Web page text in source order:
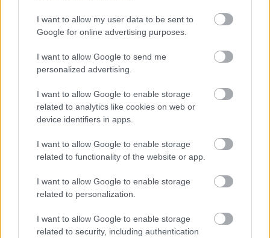
I want to allow my user data to be sent to
Google for online advertising purposes.
I want to allow Google to send me
personalized advertising.
I want to allow Google to enable storage
related to analytics like cookies on web or
device identifiers in apps.
I want to allow Google to enable storage
related to functionality of the website or app.
I want to allow Google to enable storage
related to personalization.
I want to allow Google to enable storage
related to security, including authentication
„A terméktervezés és gyártás vállalatok és profik,
elsősorban mérnökök és művészek hatásköre.
kevesek valósítják meg azokat. Óriási veszteség,
rengeteg emberi kreatív erőforrást és gazdasági
Ramani.
A platform telefonunk mélyérzékelő kamerájával
szkennel tárgyakat, a szken később módosítható,
digitalizálható és berakható saját 3D nyomat vagy
lézervágat-tervünkbe. A tervezői folyamatoknál az
okostelefonnal végzett kéziműveleteket használjuk.
Tehát, ha van okostelefonunk, a platformon
keresztül megvalósíthatjuk 3DP elképzeléseinket.